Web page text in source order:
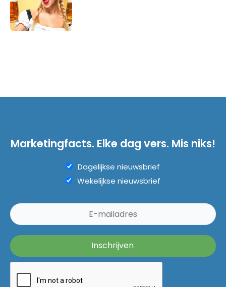
Marketingfacts. Elke dag vers. Mis niks!
Dagelijkse nieuwsbrief
Wekelijkse nieuwsbrief